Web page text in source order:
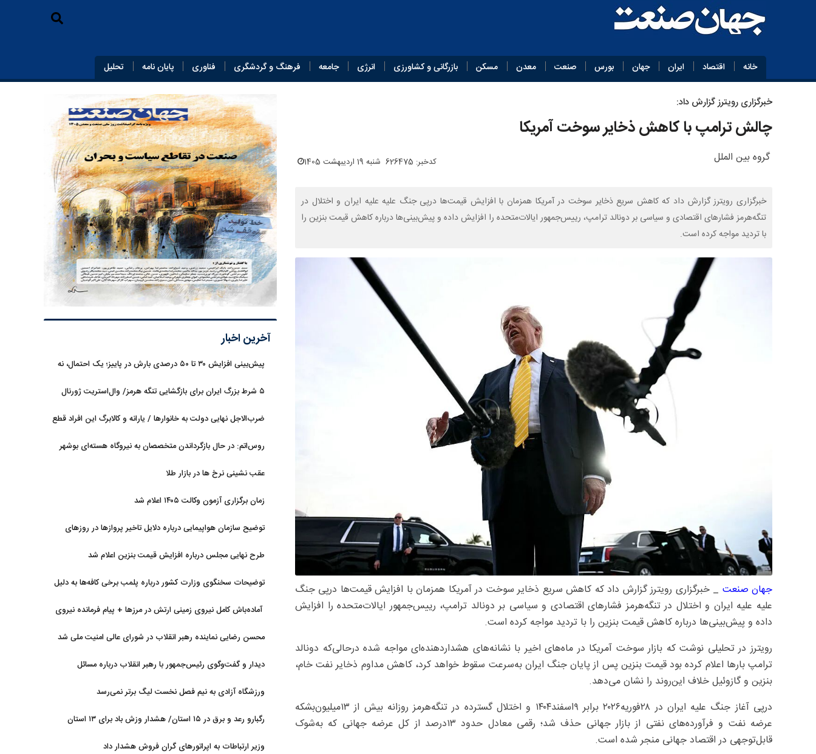
خانه اقتصاد ایران جهان بورس صنعت معدن مسکن بازرگانی و کشاورزی انرژی جامعه فرهنگ و گردشگری فناوری پایان‌ نامه تحلیل
خبرگزاری رویترز گزارش داد:
چالش ترامپ با کاهش ذخایر سوخت آمریکا
گروه بین الملل کدخبر: 626475 شنبه 19 اردیبهشت 1405
خبرگزاری رویترز گزارش داد که کاهش سریع ذخایر سوخت در آمریکا همزمان با افزایش قیمت‌ها درپی جنگ علیه علیه ایران و اختلال در
تنگه‌هرمز فشارهای اقتصادی و سیاسی بر دونالد ترامپ، رییس‌جمهور ایالات‌متحده را افزایش داده و پیش‌بینی‌ها درباره کاهش قیمت بنزین را
با تردید مواجه کرده است.
جهان صنعت _ خبرگزاری رویترز گزارش داد که کاهش سریع ذخایر سوخت در آمریکا همزمان با افزایش قیمت‌ها درپی جنگ
علیه علیه ایران و اختلال در تنگه‌هرمز فشارهای اقتصادی و سیاسی بر دونالد ترامپ، رییس‌جمهور ایالات‌متحده را افزایش
داده و پیش‌بینی‌ها درباره کاهش قیمت بنزین را با تردید مواجه کرده است.
رویترز در تحلیلی نوشت که بازار سوخت آمریکا در ماه‌های اخیر با نشانه‌های هشداردهنده‌ای مواجه شده درحالی‌که دونالد
ترامپ بارها اعلام کرده بود قیمت بنزین پس از پایان جنگ ایران به‌سرعت سقوط خواهد کرد، کاهش مداوم ذخایر نفت خام،
بنزین و گازوئیل خلاف این‌روند را نشان می‌دهد.
درپی آغاز جنگ علیه ایران در ۲۸فوریه۲۰۲۶ برابر ۹اسفند۱۴۰۴ و اختلال گسترده در تنگه‌هرمز روزانه بیش از ۱۳‌میلیون‌بشکه
عرضه نفت و فرآورده‌های نفتی از بازار جهانی حذف شد؛ رقمی معادل حدود ۱۳‌درصد از کل عرضه جهانی که به‌شوک
قابل‌توجهی در اقتصاد جهانی منجر شده است.
آخرین اخبار
پیش‌بینی افزایش ۳۰ تا ۵۰ درصدی بارش در پاییز؛ یک احتمال، نه
۵ شرط بزرگ ایران برای بازگشایی تنگه هرمز/ وال‌استریت ژورنال
ضرب‌الاجل نهایی دولت به خانوارها / یارانه و کالابرگ این افراد قطع
روس‌اتم: در حال بازگرداندن متخصصان به نیروگاه هسته‌ای بوشهر
عقب نشینی نرخ ها در بازار طلا
زمان برگزاری آزمون وکالت ۱۴۰۵ اعلام شد
توضیح سازمان هواپیمایی درباره دلایل تاخیر پروازها در روزهای
طرح نهایی مجلس درباره افزایش قیمت بنزین اعلام شد
توضیحات سخنگوی وزارت کشور درباره پلمب برخی کافه‌ها به دلیل
آماده‌باش کامل نیروی زمینی ارتش در مرزها + پیام فرمانده نیروی
محسن رضایی نماینده رهبر انقلاب در شورای عالی امنیت ملی شد
دیدار و گفت‌وگوی رئیس‌جمهور با رهبر انقلاب درباره مسائل
ورزشگاه آزادی به نیم فصل نخست لیگ برتر نمی‌رسد
رگبارو رعد و برق در ۱۵ استان/ هشدار وزش باد برای ۱۳ استان‌
وزیر ارتباطات به اپراتورهای گران فروش هشدار داد